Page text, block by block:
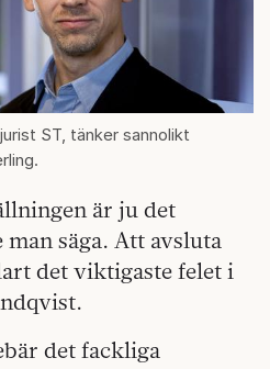
ST, tänker sannolikt
är ju det
säga. Att avsluta
det viktigaste felet i
det fackliga